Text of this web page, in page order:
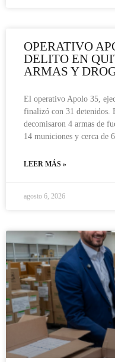
OPERATIVO
DELITO EN
ARMAS Y
El operativo Apolo 35,
finalizó con 31 detenidos.
decomisaron 4 armas de
14 municiones y cerca de
LEER MÁS »
agosto 6, 2026